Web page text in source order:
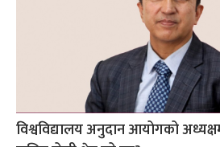
विश्वविद्यालय अनुदान आयोगको